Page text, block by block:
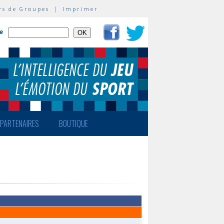
de Groupes | Imprimer
PARTENAIRES BOUTIQUE